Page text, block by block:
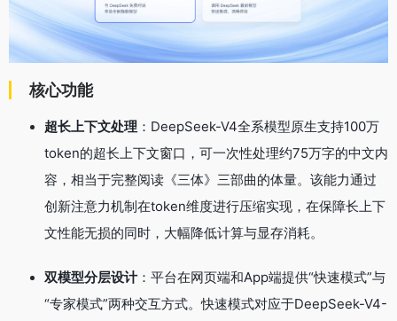
核心功能
超长上下文处理 ：DeepSeek-V4全系模型原生支持100万
token的超长上下文窗口，可一次性处理约75万字的中文内
容，相当于完整阅读《三体》三部曲的体量。该能力通过
创新注意力机制在token维度进行压缩实现，在保障长上下
文性能无损的同时，大幅降低计算与显存消耗。
双模型分层设计：平台在网页端和App端提供“快速模式”与
“专家模式”两种交互方式。快速模式对应于DeepSeek-V4-